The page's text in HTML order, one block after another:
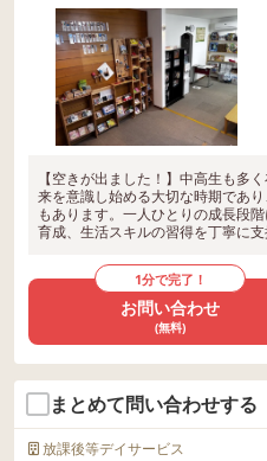
【空きが出ました！】中高生も多
来を意識し始める大切な時期であ
もあります。一人ひとりの成長段
育成、生活スキルの習得を丁寧に支
1分で完了！
お問い合わせ
(無料)
まとめて問い合わせする
放課後等デイサービス